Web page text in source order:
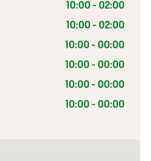
10:00 - 02:00
10:00 - 02:00
10:00 - 00:00
10:00 - 00:00
10:00 - 00:00
10:00 - 00:00